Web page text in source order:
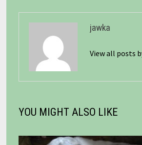
jawka
View all posts
YOU MIGHT ALSO LIKE